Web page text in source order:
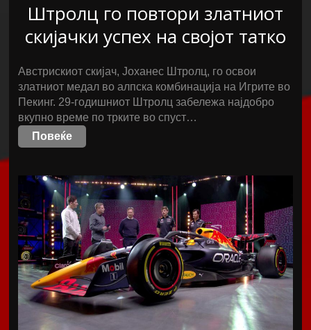
Штролц го повтори златниот
скијачки успех на својот татко
Австрискиот скијач, Јоханес Штролц, го освои
златниот медал во алпска комбинација на Игрите во
Пекинг. 29-годишниот Штролц забележа најдобро
вкупно време по трките во спуст…
Повеќе